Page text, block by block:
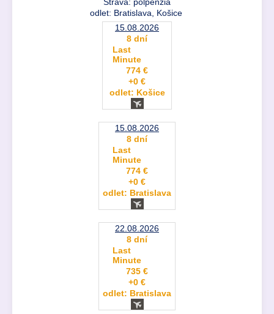
odlet: Bratislava, Košice
15.08.2026
8 dní
Last
Minute
774 €
+0 €
odlet: Košice
15.08.2026
8 dní
Last
Minute
774 €
+0 €
odlet: Bratislava
22.08.2026
8 dní
Last
Minute
735 €
+0 €
odlet: Bratislava